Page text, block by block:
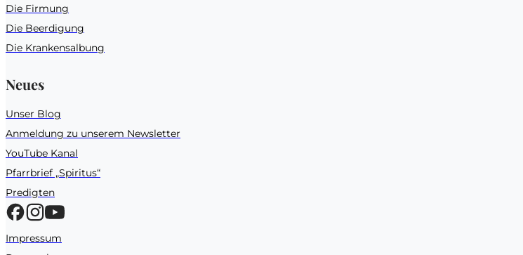
Die Firmung
Die Beerdigung
Die Krankensalbung
Neues
Unser Blog
Anmeldung zu unserem Newsletter
YouTube Kanal
Pfarrbrief „Spiritus“
Predigten
Impressum